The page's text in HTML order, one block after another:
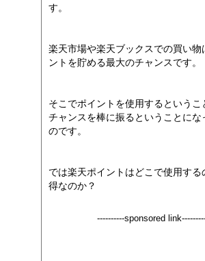
す。
楽天市場や楽天ブックスでの買い物
ントを貯める最大のチャンスです。
そこでポイントを使用するというこ
チャンスを棒に振るということにな
のです。
では楽天ポイントはどこで使用する
得なのか？
----------sponsored